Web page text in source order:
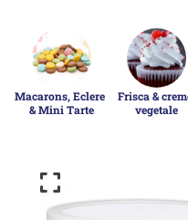
Macarons, Eclere
& Mini Tarte
Frisca &
vegetale